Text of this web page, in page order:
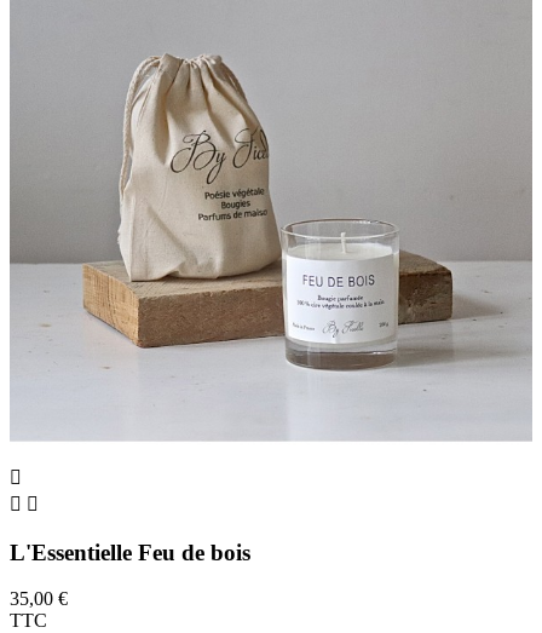

 
L'Essentielle Feu de bois
35,00 €
TTC